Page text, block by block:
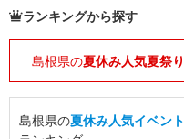
ランキングから探す
島根県の夏休み人気夏祭り
島根県の夏休み人気イベント